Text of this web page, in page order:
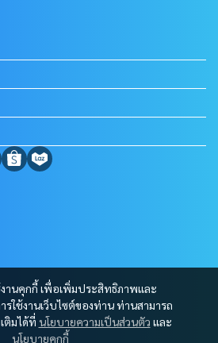
งานคุกกี้ เพื่อเพิ่มประสิทธิภาพและ
ใช้งานเว็บไซต์ของท่าน ท่านสามารถ
ติมได้ที่ นโยบายความเป็นส่วนตัว และ
นโยบายคุกกี้